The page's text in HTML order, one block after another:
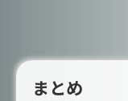
まとめ